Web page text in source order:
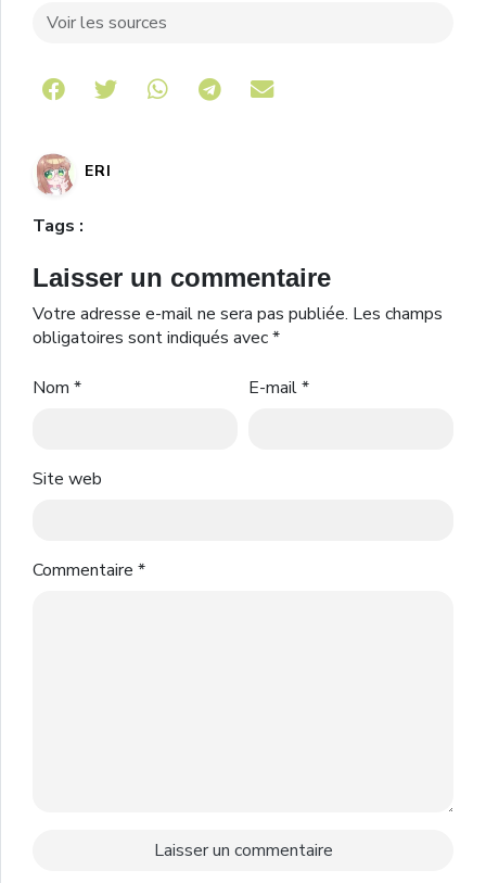
Voir les sources
Share on Telegram
ERI
Tags :
Laisser un commentaire
Votre adresse e-mail ne sera pas publiée. Les champs
obligatoires sont indiqués avec*
Nom * E-mail*
Site web
Commentaire *